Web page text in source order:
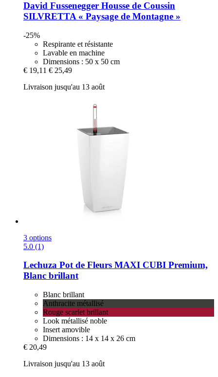
David Fussenegger Housse de Coussin
SILVRETTA « Paysage de Montagne »
-25%
Respirante et résistante
Lavable en machine
Dimensions : 50 x 50 cm
€ 19,11 € 25,49
Livraison jusqu'au 13 août
3 options
5.0 (1)
Lechuza Pot de Fleurs MAXI CUBI Premium,
Blanc brillant
Blanc brillant
Anthracite métallisé
Rouge scarlet brillant
Look métallisé noble
Insert amovible
Dimensions : 14 x 14 x 26 cm
€ 20,49
Livraison jusqu'au 13 août